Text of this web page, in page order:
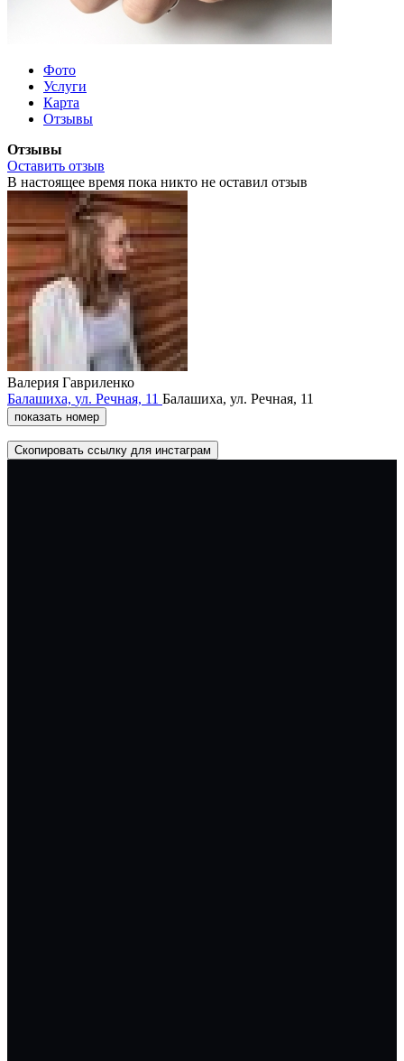
Фото
Услуги
Карта
Отзывы
Отзывы
Оставить отзыв
В настоящее время пока никто не оставил отзыв
Валерия Гавриленко
Балашиха, ул. Речная, 11 Балашиха, ул. Речная, 11
показать номер
Скопировать ссылку для инстаграм